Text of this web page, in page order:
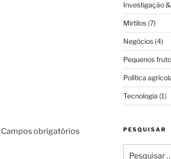
Campos obrigatórios
Investigação
Mirtilos(7)
Negócios(4)
Pequenos
Política
Tecnologia (1)
PESQUISAR